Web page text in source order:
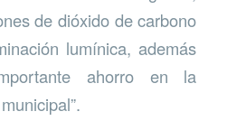
de dióxido de carbono
lumínica, además
ahorro en la